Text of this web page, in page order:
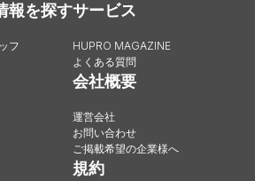
報を探す
フ
サービス
HUPRO MAGAZINE
よくある質問
会社概要
運営会社
お問い合わせ
ご掲載希望の企業様へ
規約